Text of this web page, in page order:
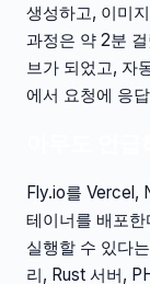
생성하고, 이미
과정은 약 2분
브가 되었고, 자
에서 요청에 응
Fly.io를 Vercel,
테이너를 배포
실행할 수 있다
리, Rust 서버,